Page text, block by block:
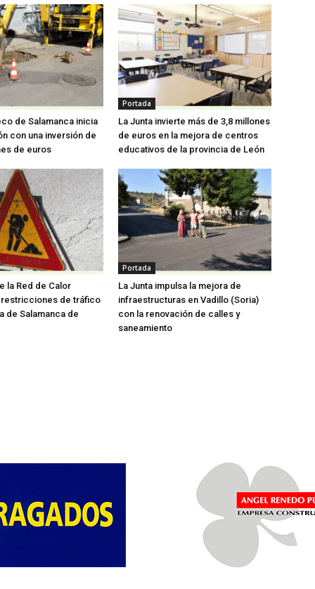
de Salamanca inicia
con una inversión de
de euros
Portada
La Junta invierte más de 3,8 millones
de euros en la mejora de centros
educativos de la provincia de León
la Red de Calor
de tráfico
de Salamanca de
Portada
La Junta impulsa la mejora de
infraestructuras en Vadillo (Soria)
con la renovación de calles y
saneamiento